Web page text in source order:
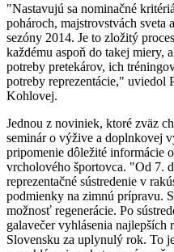
"Nastavujú sa nominačné
pohároch, majstrovstvách
sezóny 2014. Je to zložitý
každému aspoň do takej miery,
potreby pretekárov, ich
potreby reprezentácie," uviedol
Kohlovej.
Jednou z noviniek, ktoré zväz
seminár o výžive a doplnkovej
pripomenie dôležité informácie
vrcholového športovca. "Od 7.
reprezentačné sústredenie v
podmienky na zimnú prípravu.
možnosť regenerácie. Po
galavečer vyhlásenia najlepších
Slovensku za uplynulý rok. To